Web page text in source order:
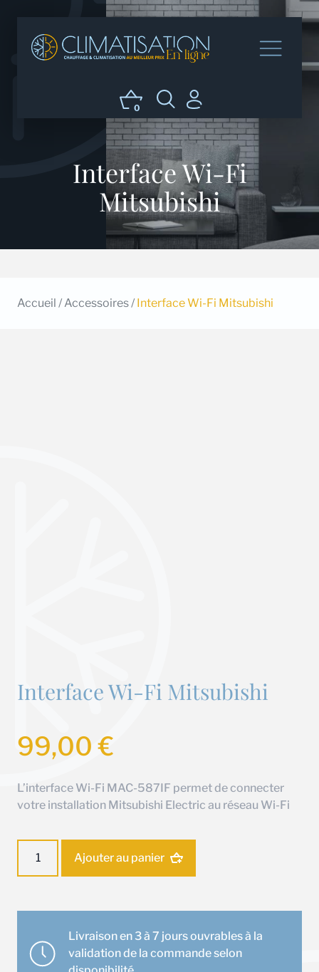
0
Interface Wi-Fi
Mitsubishi
Accueil / Accessoires/ Interface Wi-Fi Mitsubishi
Interface Wi-Fi Mitsubishi
99,00€
L’interface Wi-Fi MAC-587IF permet de connecter
votre installation Mitsubishi Electric au réseau Wi-Fi
Interface
Fi
Mitsubishi
Ajouter au panier
Livraison en 3 à 7 jours ouvrables à la
validation de la commande selon